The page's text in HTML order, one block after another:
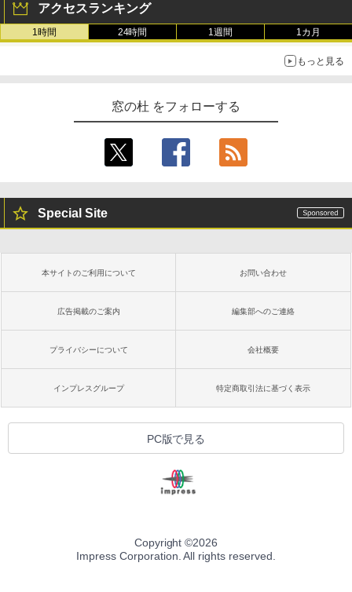
アクセスランキング
1時間 24時間 1週間 1カ月
もっと見る
窓の杜 をフォローする
Special Site
本サイトのご利用について お問い合わせ
広告掲載のご案内 編集部へのご連絡
プライバシーについて 会社概要
インプレスグループ 特定商取引法に基づく表示
PC版で見る
Copyright ©2026
Impress Corporation. All rights reserved.